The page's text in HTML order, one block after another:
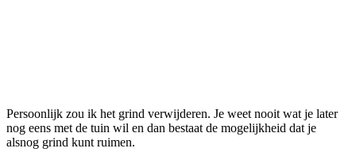
Persoonlijk zou ik het grind verwijderen. Je weet nooit wat je later
nog eens met de tuin wil en dan bestaat de mogelijkheid dat je
alsnog grind kunt ruimen.